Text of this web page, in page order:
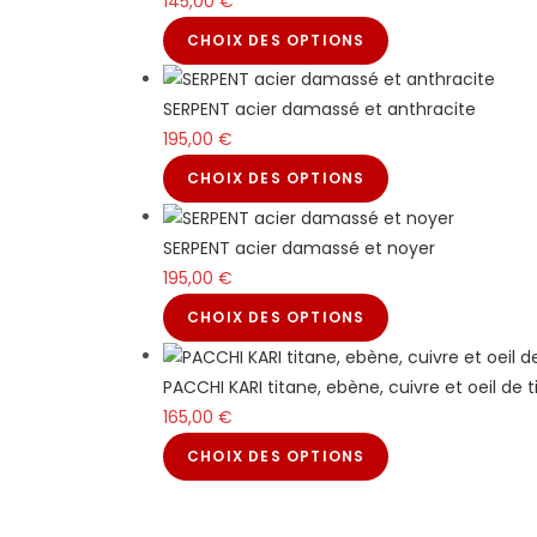
CHOIX DES OPTIONS
SERPENT acier damassé et anthracite
195,00 €
CHOIX DES OPTIONS
SERPENT acier damassé et noyer
195,00 €
CHOIX DES OPTIONS
PACCHI KARI titane, ebène, cuivre et oeil de
165,00 €
CHOIX DES OPTIONS